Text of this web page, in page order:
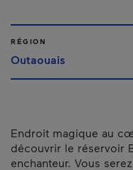
RÉGION
Outaouais
Endroit magique au
découvrir le réservoir
enchanteur. Vous